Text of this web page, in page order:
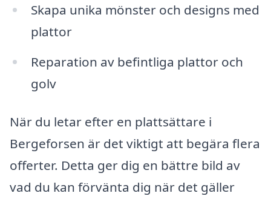
Skapa unika mönster och designs med
plattor
Reparation av befintliga plattor och
golv
När du letar efter en plattsättare i
Bergeforsen är det viktigt att begära flera
offerter. Detta ger dig en bättre bild av
vad du kan förvänta dig när det gäller